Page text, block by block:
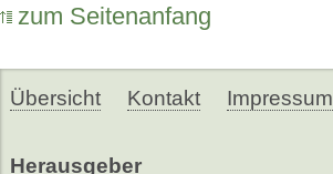
zum Seitenanfang
Übersicht Kontakt Impressum
Herausgeber